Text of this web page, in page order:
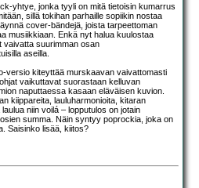
yhtye, jonka tyyli on mitä tietoisin kumarrus
sillä tokihan parhaille sopiikin nostaa
cover-bändejä, joista tarpeettoman
musiikkiaan. Enkä nyt halua kuulostaa
vaivatta suurimman osan
aseilla.
versio kiteyttää murskaavan vaivattomasti
vaikuttavat suorastaan kelluvan
naputtaessa kasaan eläväisen kuvion.
kiippareita, lauluharmonioita, kitaran
niin voilá – lopputulos on jotain
summa. Näin syntyy poprockia, joka on
Saisinko lisää, kiitos?